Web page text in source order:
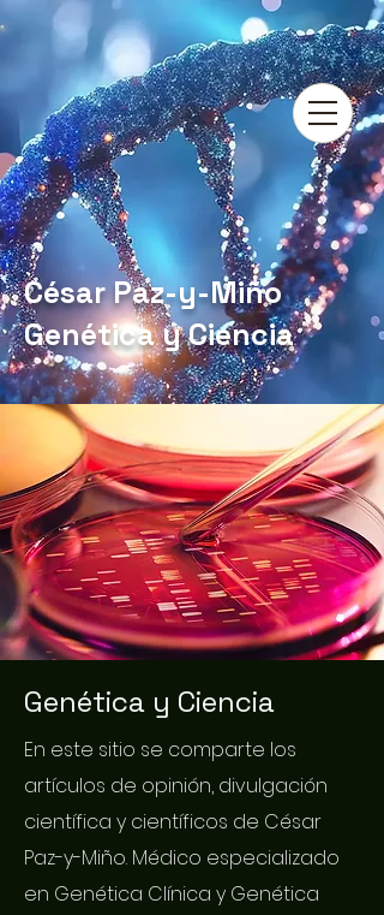
César Paz-y-Miño
Genética y Ciencia
Genética y Ciencia
En este sitio se comparte los
artículos de opinión, divulgación
científica y científicos de César
Paz-y-Miño. Médico especializado
en Genética Clínica y Genética